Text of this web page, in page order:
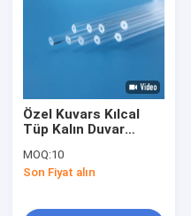
Özel Kuvars Kılcal
Tüp Kalın Duvar
ID 0.8mm
MOQ:10
Son Fiyat alın